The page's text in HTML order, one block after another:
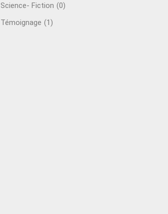
Science- Fiction (0)
Témoignage (1)